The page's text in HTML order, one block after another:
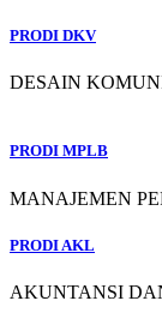
PRODI DKV
DESAIN
PRODI MPLB
MANAJEMEN
PRODI AKL
AKUNTANSI